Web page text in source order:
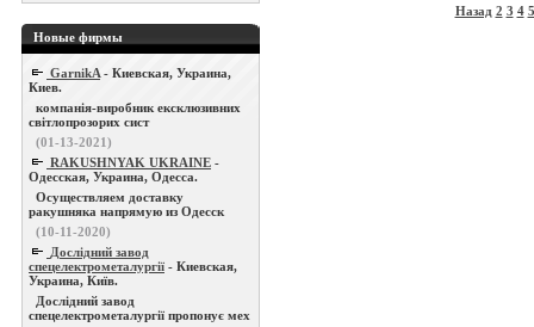
Новые фирмы
GarnikA - Киевская, Украина,
Киев.
компанія-виробник ексклюзивних
світлопрозорих сист
(01-13-2021)
RAKUSHNYAK UKRAINE -
Одесская, Украина, Одесса.
Осуществляем доставку
ракушняка напрямую из Одесск
(10-11-2020)
Дослідний завод
спецелектрометалургії - Киевская,
Украина, Київ.
Дослідний завод
спецелектрометалургії пропонує мех
Назад 2 3 4 5